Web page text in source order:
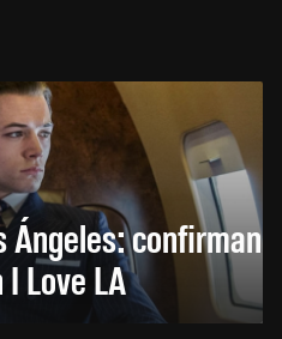
Ángeles: confirman
Love LA